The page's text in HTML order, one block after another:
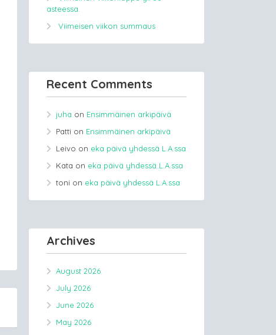
asteessa.
Viimeisen viikon summaus
Recent Comments
juha on Ensimmäinen arkipäivä
Patti on Ensimmäinen arkipäivä
Leivo on eka päivä yhdessä L.A.ssa
Kata on eka päivä yhdessä L.A.ssa
toni on eka päivä yhdessä L.A.ssa
Archives
August 2026
July 2026
June 2026
May 2026